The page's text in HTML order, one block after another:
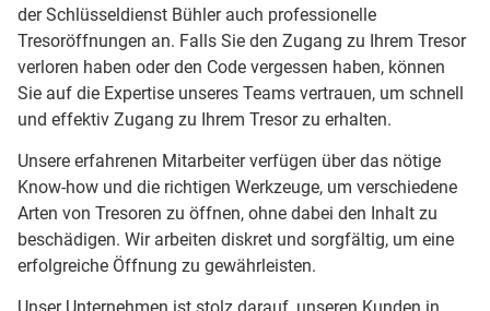
der Schlüsseldienst Bühler auch professionelle
Tresoröffnungen an. Falls Sie den Zugang zu Ihrem Tresor
verloren haben oder den Code vergessen haben, können
Sie auf die Expertise unseres Teams vertrauen, um schnell
und effektiv Zugang zu Ihrem Tresor zu erhalten.
Unsere erfahrenen Mitarbeiter verfügen über das nötige
Know-how und die richtigen Werkzeuge, um verschiedene
Arten von Tresoren zu öffnen, ohne dabei den Inhalt zu
beschädigen. Wir arbeiten diskret und sorgfältig, um eine
erfolgreiche Öffnung zu gewährleisten.